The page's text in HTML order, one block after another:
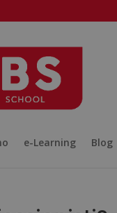
e-Learning Blog